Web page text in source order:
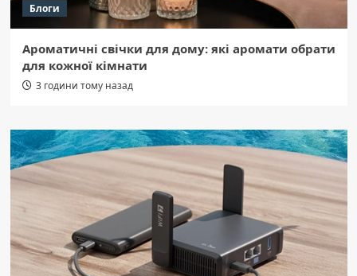
Блоги
Ароматичні свічки для дому: які аромати обрати
для кожної кімнати
3 години тому назад